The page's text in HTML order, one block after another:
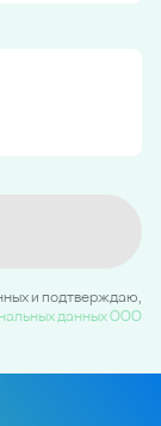
и подтверждаю,
данных ООО